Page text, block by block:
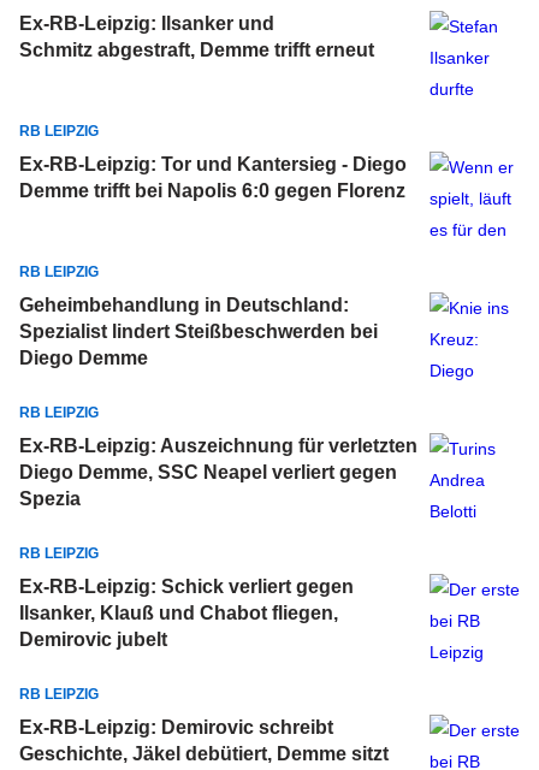
Ex-RB-Leipzig: Ilsanker und
Schmitz abgestraft, Demme trifft erneut
RB LEIPZIG
Ex-RB-Leipzig: Tor und Kantersieg - Diego
Demme trifft bei Napolis 6:0 gegen Florenz
RB LEIPZIG
Geheimbehandlung in Deutschland:
Spezialist lindert Steißbeschwerden bei
Diego Demme
RB LEIPZIG
Ex-RB-Leipzig: Auszeichnung für verletzten
Diego Demme, SSC Neapel verliert gegen
Spezia
RB LEIPZIG
Ex-RB-Leipzig: Schick verliert gegen
Ilsanker, Klauß und Chabot fliegen,
Demirovic jubelt
RB LEIPZIG
Ex-RB-Leipzig: Demirovic schreibt
Geschichte, Jäkel debütiert, Demme sitzt